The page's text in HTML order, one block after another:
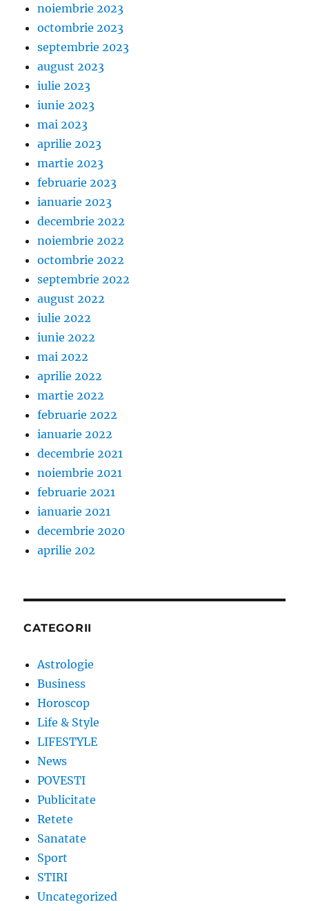
noiembrie 2023
octombrie 2023
septembrie 2023
august 2023
iulie 2023
iunie 2023
mai 2023
aprilie 2023
martie 2023
februarie 2023
ianuarie 2023
decembrie 2022
noiembrie 2022
octombrie 2022
septembrie 2022
august 2022
iulie 2022
iunie 2022
mai 2022
aprilie 2022
martie 2022
februarie 2022
ianuarie 2022
decembrie 2021
noiembrie 2021
februarie 2021
ianuarie 2021
decembrie 2020
aprilie 202
CATEGORII
Astrologie
Business
Horoscop
Life & Style
LIFESTYLE
News
POVESTI
Publicitate
Retete
Sanatate
Sport
STIRI
Uncategorized